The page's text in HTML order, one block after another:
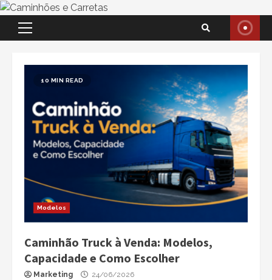
Primary
10 MIN READ
Modelos
Caminhão Truck à Venda: Modelos,
Capacidade e Como Escolher
Marketing 24/06/2026